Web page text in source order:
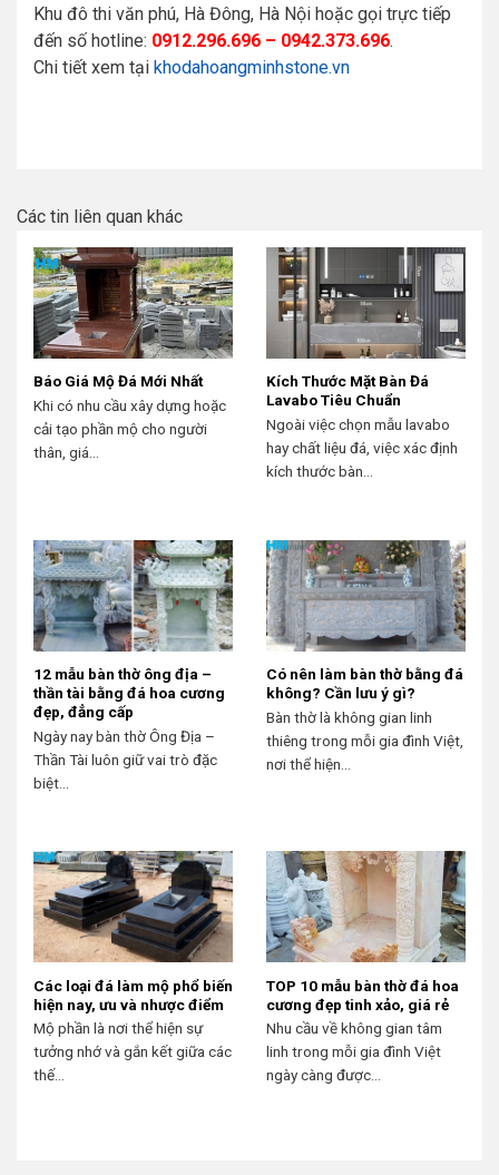
Khu đô thi văn phú, Hà Đông, Hà Nội hoặc gọi trực tiếp
đến số hotline: 0912.296.696 – 0942.373.696.
Chi tiết xem tại khodahoangminhstone.vn
Các tin liên quan khác
Báo Giá Mộ Đá Mới Nhất
Khi có nhu cầu xây dựng hoặc
cải tạo phần mộ cho người
thân, giá...
Kích Thước Mặt Bàn Đá
Lavabo Tiêu Chuẩn
Ngoài việc chọn mẫu lavabo
hay chất liệu đá, việc xác định
kích thước bàn...
12 mẫu bàn thờ ông địa –
thần tài bằng đá hoa cương
đẹp, đẳng cấp
Ngày nay bàn thờ Ông Địa –
Thần Tài luôn giữ vai trò đặc
biệt...
Có nên làm bàn thờ bằng đá
không? Cần lưu ý gì?
Bàn thờ là không gian linh
thiêng trong mỗi gia đình Việt,
nơi thể hiện...
Các loại đá làm mộ phổ biến
hiện nay, ưu và nhược điểm
Mộ phần là nơi thể hiện sự
tưởng nhớ và gắn kết giữa các
thế...
TOP 10 mẫu bàn thờ đá hoa
cương đẹp tinh xảo, giá rẻ
Nhu cầu về không gian tâm
linh trong mỗi gia đình Việt
ngày càng được...